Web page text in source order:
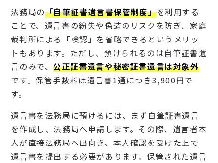
法務局の「自筆証書遺言書保管制度」を利用する
ことで、遺言書の紛失や偽造のリスクを防ぎ、家庭
裁判所による「検認」を省略できるというメリッ
トもあります。ただし、預けられるのは自筆証書遺
言のみで、公正証書遺言や秘密証書遺言は対象外
です。保管手数料は遺言書1通につき3,900円で
す。
遺言書を法務局に預けるには、まず自筆証書遺言
を作成し、法務局へ申請します。その際、遺言者本
人が直接法務局へ出向き、本人確認を受けた上で
遺言書を提出する必要があります。保管された遺言